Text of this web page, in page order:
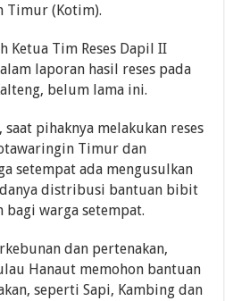
Timur (Kotim).
Ketua Tim Reses Dapil II
laporan hasil reses pada
belum lama ini.
pihaknya melakukan reses
Timur dan
setempat ada mengusulkan
distribusi bantuan bibit
warga setempat.
dan pertenakan,
Hanaut memohon bantuan
seperti Sapi, Kambing dan